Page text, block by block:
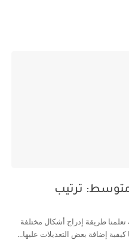
متوسط: ترتيب
طريقة إدراج أشكال مختلفة